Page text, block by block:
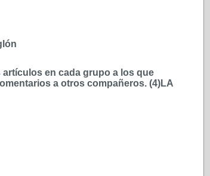
en cada grupo a los que
a otros compañeros. (4)LA